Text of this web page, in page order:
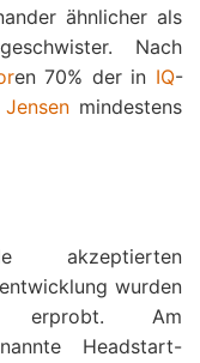
ähnlicher als
Nach
en 70% der in IQ-
Jensen mindestens
akzeptierten
wurden
erprobt. Am
Headstart-